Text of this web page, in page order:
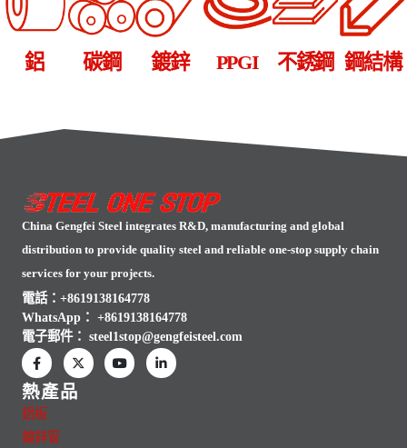
鋁 碳鋼 鍍鋅 PPGI 不銹鋼 鋼結構
China Gengfei Steel integrates R&D, manufacturing and global
distribution to provide quality steel and reliable one-stop supply chain
services for your projects.
電話：+8619138164778
WhatsApp： +8619138164778
電子郵件： steel1stop@gengfeisteel.com
熱產品
鋁板
鍍鋅管